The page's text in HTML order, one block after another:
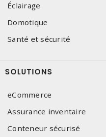
Éclairage
Domotique
Santé et sécurité
SOLUTIONS
eCommerce
Assurance inventaire
Conteneur sécurisé